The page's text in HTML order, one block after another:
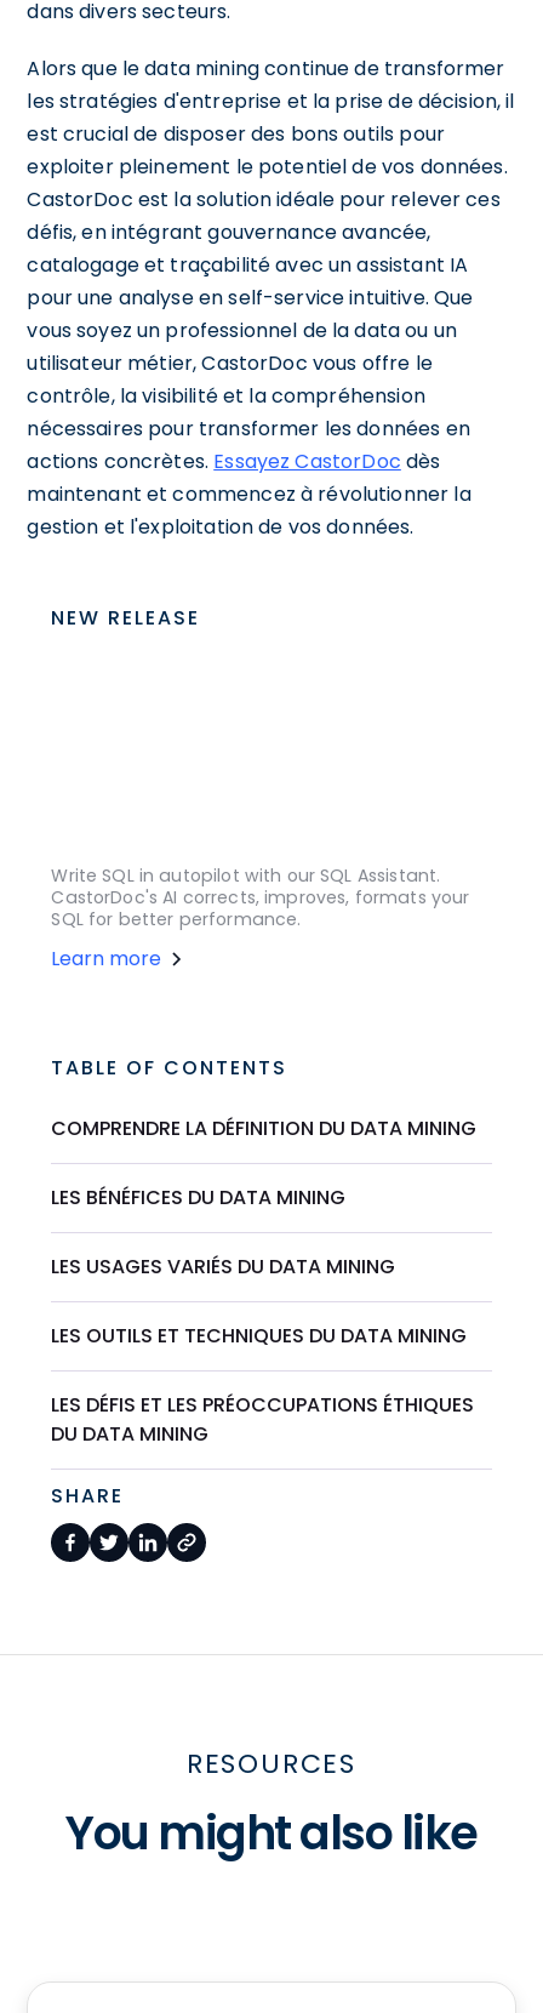
dans divers secteurs.
Alors que le data mining continue de transformer
les stratégies d'entreprise et la prise de décision, il
est crucial de disposer des bons outils pour
exploiter pleinement le potentiel de vos données.
CastorDoc est la solution idéale pour relever ces
défis, en intégrant gouvernance avancée,
catalogage et traçabilité avec un assistant IA
pour une analyse en self-service intuitive. Que
vous soyez un professionnel de la data ou un
utilisateur métier, CastorDoc vous offre le
contrôle, la visibilité et la compréhension
nécessaires pour transformer les données en
actions concrètes. Essayez CastorDoc dès
maintenant et commencez à révolutionner la
gestion et l'exploitation de vos données.
NEW RELEASE
Write SQL in autopilot with our SQL Assistant.
CastorDoc's AI corrects, improves, formats your
SQL for better performance.
Learn more
TABLE OF CONTENTS
COMPRENDRE LA DÉFINITION DU DATA MINING
LES BÉNÉFICES DU DATA MINING
LES USAGES VARIÉS DU DATA MINING
LES OUTILS ET TECHNIQUES DU DATA MINING
LES DÉFIS ET LES PRÉOCCUPATIONS ÉTHIQUES
DU DATA MINING
SHARE
RESOURCES
You might also like